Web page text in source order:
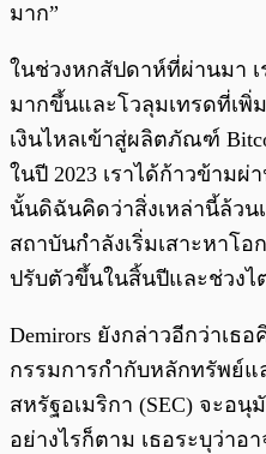
มาก”
ในช่วงหกสัปดาห์ที่ผ่านมา เ
มากขึ้นและโวลุมเทรดที่เ
เงินไหลเข้าสู่ผลิตภัณฑ์
ในปี 2023 เราได้ก้าวข้ามผ่
นั้นดิฉันคิดว่าสิ่งเหล่านี้ล้วน
สถาบันกำลังเริ่มเสาะหาโ
ปรับตัวขึ้นในสิ้นปีและช่วงไ
Demirors ยังกล่าวอีกว่าเธ
กรรมการกำกับหลักทรัพย์
สหรัฐอเมริกา (SEC) จะอ
อย่างไรก็ตาม เธอระบุว่าอ